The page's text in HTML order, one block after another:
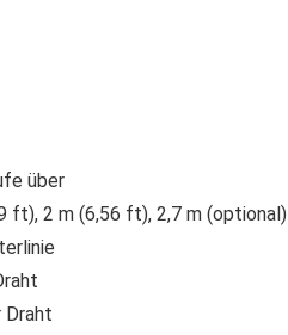
über
ft), 2 m (6,56 ft), 2,7 m (optional)
Draht